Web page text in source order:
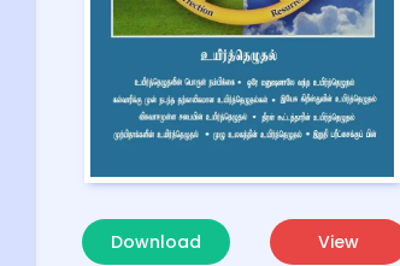
Download View